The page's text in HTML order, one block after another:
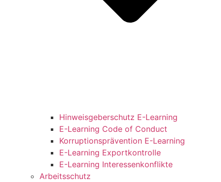
Hinweisgeberschutz E-Learning
E-Learning Code of Conduct
Korruptionsprävention E-Learning
E-Learning Exportkontrolle
E-Learning Interessenkonflikte
Arbeitsschutz